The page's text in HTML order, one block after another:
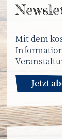
Mit dem
Jetzt